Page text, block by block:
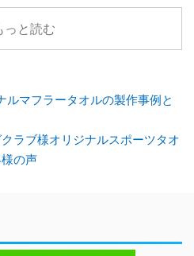
1.3 完成したタオルがこ
ちら2 お客様の声2.1 制
当者からの一言 フェイ
っと読む
ルマフラータオルの製作事例と
ラブ様オリジナルスポーツタオ
の声